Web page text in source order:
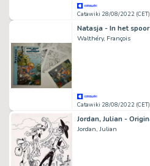
Catawiki 28/08/2022 (CET)
Walthéry, François
Catawiki 28/08/2022 (CET)
Jordan, Julian